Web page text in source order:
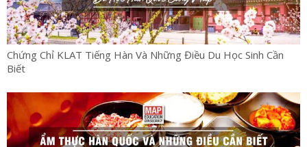
Chứng Chỉ KLAT Tiếng Hàn Và Những Điều Du Học Sinh Cần
Biết